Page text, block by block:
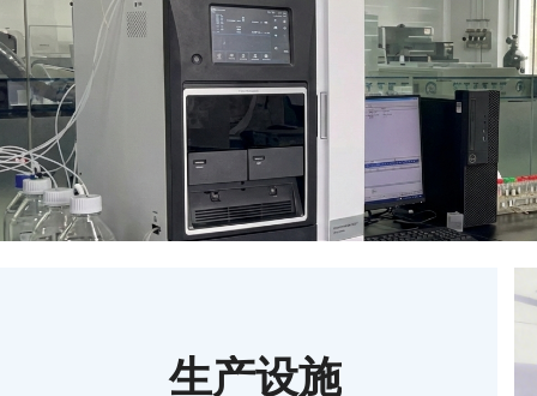
生产设施